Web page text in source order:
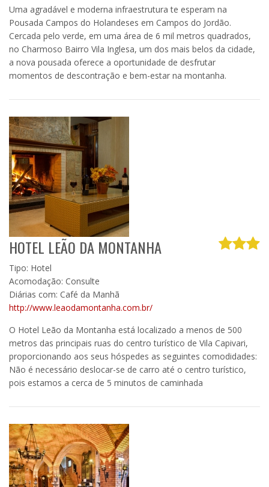
Uma agradável e moderna infraestrutura te esperam na
Pousada Campos do Holandeses em Campos do Jordão.
Cercada pelo verde, em uma área de 6 mil metros quadrados,
no Charmoso Bairro Vila Inglesa, um dos mais belos da cidade,
a nova pousada oferece a oportunidade de desfrutar
momentos de descontração e bem-estar na montanha.
HOTEL LEÃO DA MONTANHA
Tipo: Hotel
Acomodação: Consulte
Diárias com: Café da Manhã
http://www.leaodamontanha.com.br/
O Hotel Leão da Montanha está localizado a menos de 500
metros das principais ruas do centro turístico de Vila Capivari,
proporcionando aos seus hóspedes as seguintes comodidades:
Não é necessário deslocar-se de carro até o centro turístico,
pois estamos a cerca de 5 minutos de caminhada